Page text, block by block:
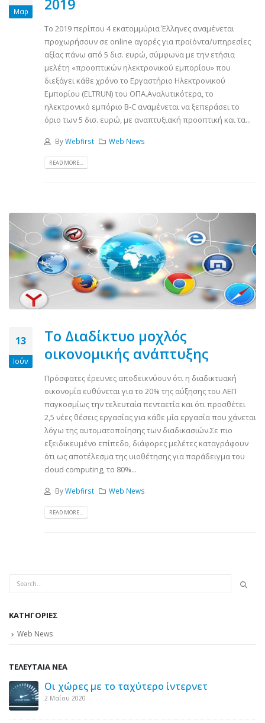
Μαρ 2019
Το 2019 περίπου 4 εκατομμύρια Έλληνες αναμένεται
προχωρήσουν σε online αγορές για προϊόντα/υπηρεσίες
αξίας πάνω από 5 δισ. ευρώ, σύμφωνα με την ετήσια
μελέτη «προοπτικών ηλεκτρονικού εμπορίου» που
διεξάγει κάθε χρόνο το Εργαστήριο Ηλεκτρονικού
Εμπορίου (ELTRUN) του ΟΠΑ.Αναλυτικότερα, το
ηλεκτρονικό εμπόριο B-C αναμένεται να ξεπεράσει το
όριο των 5 δισ. ευρώ, με αναπτυξιακή προοπτική και τα...
ByWebfirst Web News
READ MORE...
13
Ιούν
Το Διαδίκτυο μοχλός
οικονομικής ανάπτυξης
Πρόσφατες έρευνες αποδεικνύουν ότι η διαδικτυακή
οικονομία ευθύνεται για το 20% της αύξησης του ΑΕΠ
παγκοσμίως την τελευταία πενταετία και ότι προσθέτει
2,5 νέες θέσεις εργασίας για κάθε μία εργασία που χάνεται
λόγω της αυτοματοποίησης των διαδικασιών.Σε πιο
εξειδικευμένο επίπεδο, διάφορες μελέτες καταγράφουν
ότι ως αποτέλεσμα της υιοθέτησης για παράδειγμα του
cloud computing, το 80%...
ByWebfirst Web News
READ MORE...
KΑΤΗΓΟΡΊΕΣ
Web News
ΤΕΛΕΥΤΑΙΑ ΝΕΑ
Το Διαδίκτυο μοχλός οικονομικής